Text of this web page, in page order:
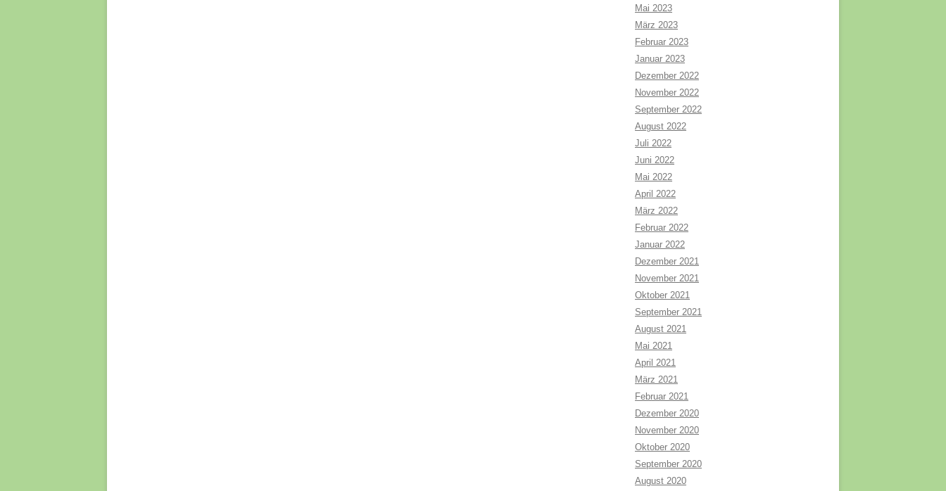
Mai 2023
März 2023
Februar 2023
Januar 2023
Dezember 2022
November 2022
September 2022
August 2022
Juli 2022
Juni 2022
Mai 2022
April 2022
März 2022
Februar 2022
Januar 2022
Dezember 2021
November 2021
Oktober 2021
September 2021
August 2021
Mai 2021
April 2021
März 2021
Februar 2021
Dezember 2020
November 2020
Oktober 2020
September 2020
August 2020